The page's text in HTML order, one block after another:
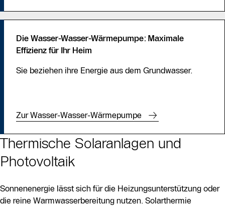
Die Wasser-Wasser-Wärmepumpe: Maximale
Effizienz für Ihr Heim
Sie beziehen ihre Energie aus dem Grundwasser.
Zur Wasser-Wasser-Wärmepumpe
Thermische Solaranlagen und
Photovoltaik
Sonnenenergie lässt sich für die Heizungsunterstützung oder
die reine Warmwasserbereitung nutzen. Solarthermie